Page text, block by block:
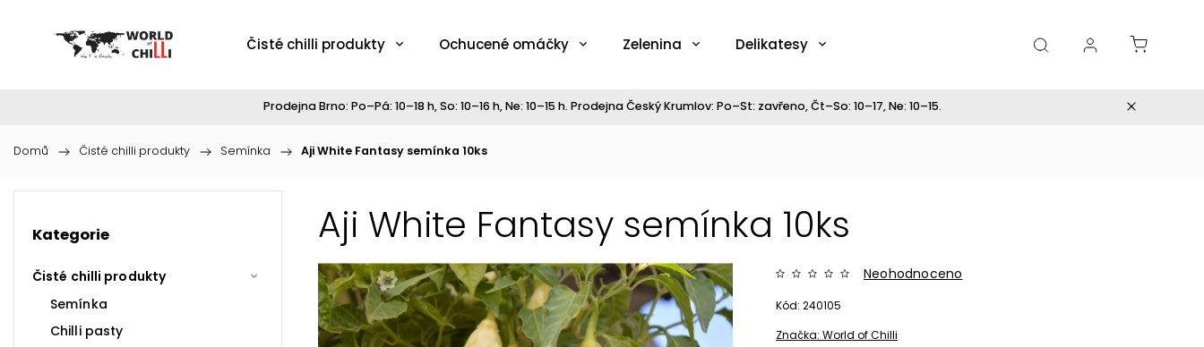
Čisté chilli produkty Ochucené omáčky Zelenina Delikatesy
Prodejna Brno: Po–Pá: 10–18 h, So: 10–16 h, Ne: 10–15 h. Prodejna Český Krumlov: Po–St: zavřeno, Čt–So: 10–17, Ne: 10–15.
Domů / Čisté chilli produkty / Semínka / Aji White Fantasy semínka 10ks
Kategorie
Čisté chilli produkty
Semínka
Chilli pasty
Aji White Fantasy semínka 10ks
Značka: World of Chilli
Neohodnoceno
Kód: 240105